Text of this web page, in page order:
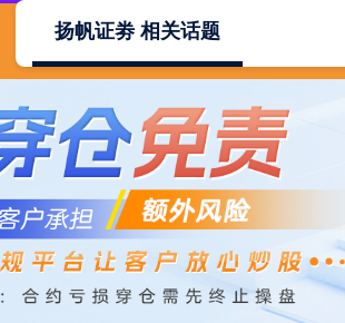
首页 扬帆证劵
扬帆证劵 相关话题